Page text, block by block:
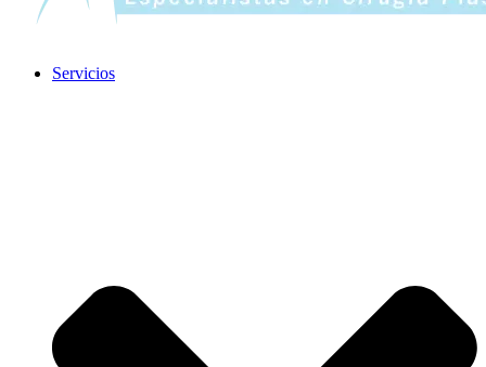
Servicios